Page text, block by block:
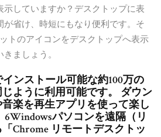
していますか？デスクトップに表
省け、時短にもなり便利です。そ
トのアイコンをデスクトップへ表示
ましょう。
インストール可能な約100万の
ように利用可能です。 ダウン
楽を再生アプリを使って楽し
パソコンを遠隔（リ
Chrome リモートデスクトッ